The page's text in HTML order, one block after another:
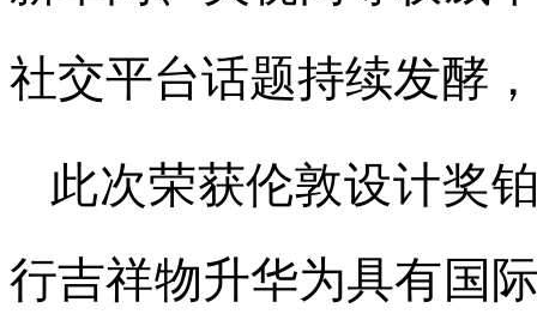
社交平台话题持续发酵
此次荣获伦敦设计奖
行吉祥物升华为具有国